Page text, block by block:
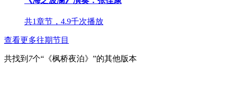
共1章节，4.9千次播放
查看更多往期节目
共找到 7个“《枫桥夜泊》”的其他版本